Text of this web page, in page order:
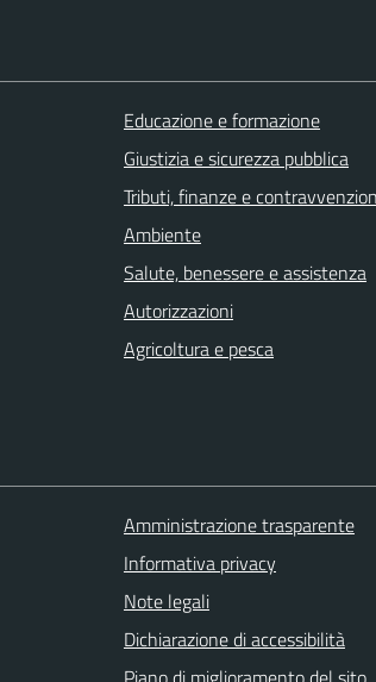
Educazione e formazione
Giustizia e sicurezza pubblica
Tributi, finanze e
Ambiente
Salute, benessere e assistenza
Autorizzazioni
Agricoltura e pesca
Amministrazione trasparente
Informativa privacy
Note legali
Dichiarazione di accessibilità